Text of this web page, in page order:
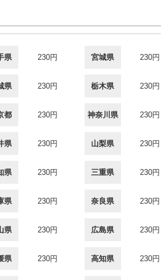
県 230円 宮城県 230円
県 230円 栃木県 230円
都 230円 神奈川県 230円
県 230円 山梨県 230円
県 230円 三重県 230円
県 230円 奈良県 230円
県 230円 広島県 230円
県 230円 高知県 230円